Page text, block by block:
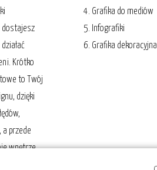
dostajesz
Krótko
to Twój
dzięki
a przede
wnętrze
4. Grafika do mediów
5. Infografiki
6. Grafika dekoracyjna